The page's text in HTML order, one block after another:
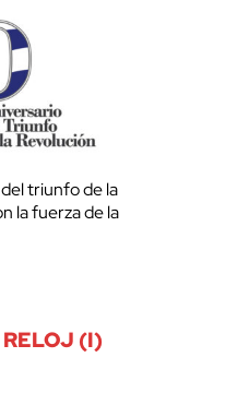
triunfo de la
la fuerza de la
(I)